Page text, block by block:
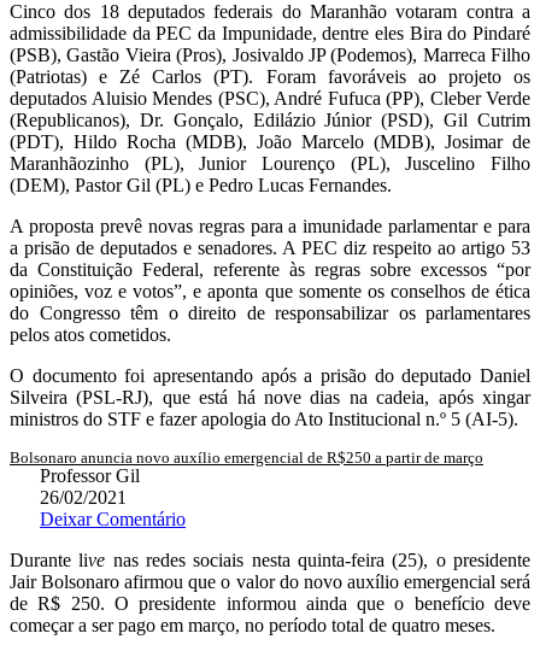
Cinco dos 18 deputados federais do Maranhão votaram contra a
admissibilidade da PEC da Impunidade, dentre eles Bira do Pindaré
(PSB), Gastão Vieira (Pros), Josivaldo JP (Podemos), Marreca Filho
(Patriotas) e Zé Carlos (PT). Foram favoráveis ao projeto os
deputados Aluisio Mendes (PSC), André Fufuca (PP), Cleber Verde
(Republicanos), Dr. Gonçalo, Edilázio Júnior (PSD), Gil Cutrim
(PDT), Hildo Rocha (MDB), João Marcelo (MDB), Josimar de
Maranhãozinho (PL), Junior Lourenço (PL), Juscelino Filho
(DEM), Pastor Gil (PL) e Pedro Lucas Fernandes.
A proposta prevê novas regras para a imunidade parlamentar e para
a prisão de deputados e senadores. A PEC diz respeito ao artigo 53
da Constituição Federal, referente às regras sobre excessos “por
opiniões, voz e votos”, e aponta que somente os conselhos de ética
do Congresso têm o direito de responsabilizar os parlamentares
pelos atos cometidos.
O documento foi apresentando após a prisão do deputado Daniel
Silveira (PSL-RJ), que está há nove dias na cadeia, após xingar
ministros do STF e fazer apologia do Ato Institucional n.º 5 (AI-5).
Bolsonaro anuncia novo auxílio emergencial de R$250 a partir de março
Professor Gil
26/02/2021
Deixar Comentário
Durante live nas redes sociais nesta quinta-feira (25), o presidente
Jair Bolsonaro afirmou que o valor do novo auxílio emergencial será
de R$ 250. O presidente informou ainda que o benefício deve
começar a ser pago em março, no período total de quatro meses.